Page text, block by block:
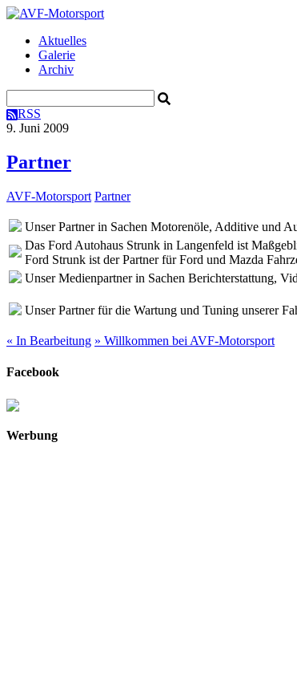
Aktuelles
Galerie
Archiv
RSS
9. Juni 2009
Partner
AVF-Motorsport Partner
Unser Partner in Sachen Motorenöle, Additive und
Das Ford Autohaus Strunk in Langenfeld ist
Ford Strunk ist der Partner für Ford und Mazda
Unser Medienpartner in Sachen Berichterstattung,
Unser Partner für die Wartung und Tuning unserer
« In Bearbeitung » Willkommen bei AVF-Motorsport
Facebook
Werbung